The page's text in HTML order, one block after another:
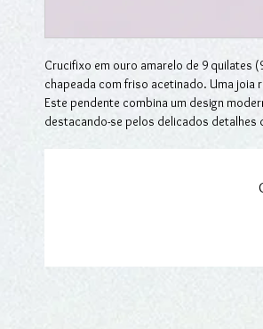
Crucifixo em ouro amarelo de 9 quilates
chapeada com friso acetinado. Uma joia
Este pendente combina um design
destacando-se pelos delicados detalhes
pendente em qualquer tipo de corrente.
presente significativo ou uma expressão